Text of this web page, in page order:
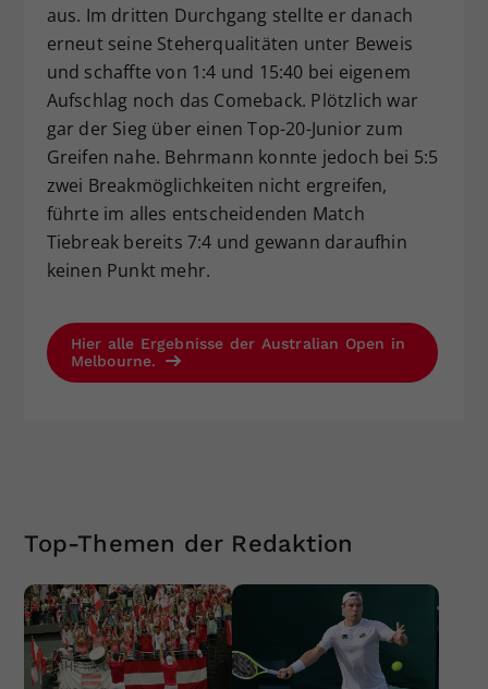
aus. Im dritten Durchgang stellte er danach
erneut seine Steherqualitäten unter Beweis
und schaffte von 1:4 und 15:40 bei eigenem
Aufschlag noch das Comeback. Plötzlich war
gar der Sieg über einen Top-20-Junior zum
Greifen nahe. Behrmann konnte jedoch bei 5:5
zwei Breakmöglichkeiten nicht ergreifen,
führte im alles entscheidenden Match
Tiebreak bereits 7:4 und gewann daraufhin
keinen Punkt mehr.
Hier alle Ergebnisse der Australian Open in
Melbourne.
Top-Themen der Redaktion